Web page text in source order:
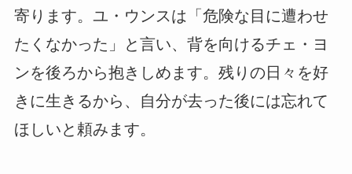
寄ります。ユ・ウンスは「危険な目に遭わせ
たくなかった」と言い、背を向けるチェ・ヨ
ンを後ろから抱きしめます。残りの日々を好
きに生きるから、自分が去った後には忘れて
ほしいと頼みます。